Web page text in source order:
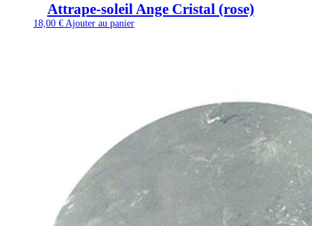
Attrape-soleil Ange Cristal (rose)
18,00 € Ajouter au panier